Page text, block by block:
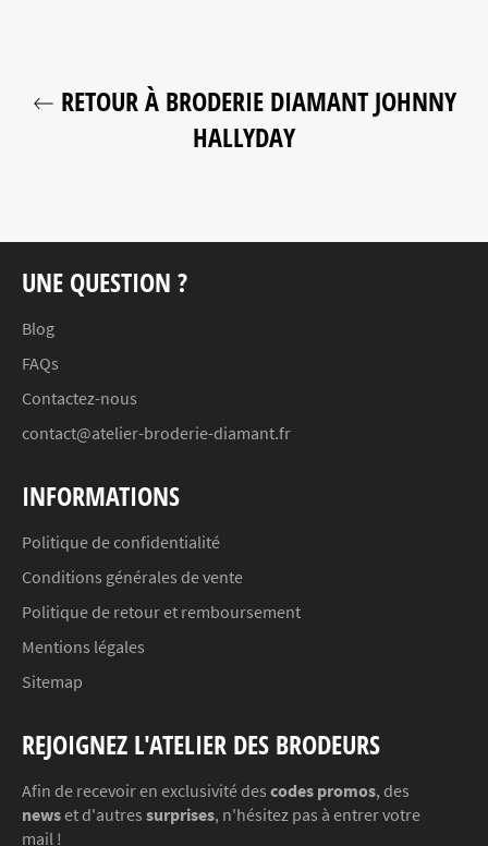
RETOUR À BRODERIE DIAMANT JOHNNY
HALLYDAY
UNE QUESTION ?
Blog
FAQs
Contactez-nous
contact@atelier-broderie-diamant.fr
INFORMATIONS
Politique de confidentialité
Conditions générales de vente
Politique de retour et remboursement
Mentions légales
Sitemap
REJOIGNEZ L'ATELIER DES BRODEURS
Afin de recevoir en exclusivité des codes promos, des
newset d'autres surprises, n'hésitez pas à entrer votre
mail !